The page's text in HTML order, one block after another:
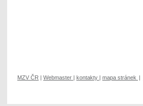
MZV ČR | Webmaster | kontakty | mapa stránek |